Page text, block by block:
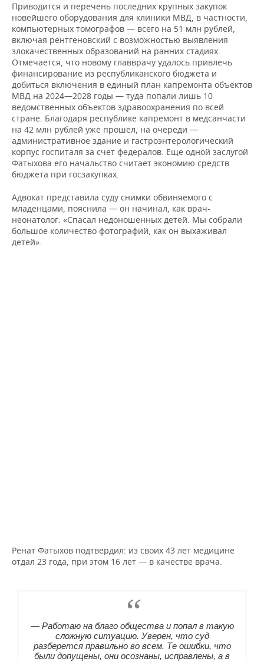
Приводится и перечень последних крупных закупок
новейшего оборудования для клиники МВД, в частности,
компьютерных томографов — всего на 51 млн рублей,
включая рентгеновский с возможностью выявления
злокачественных образований на ранних стадиях.
Отмечается, что новому главврачу удалось привлечь
финансирование из республиканского бюджета и
добиться включения в единый план капремонта объектов
МВД на 2024—2028 годы — туда попали лишь 10
ведомственных объектов здравоохранения по всей
стране. Благодаря республике капремонт в медсанчасти
на 42 млн рублей уже прошел, на очереди —
административное здание и гастроэнтерологический
корпус госпиталя за счет федералов. Еще одной заслугой
Фатыхова его начальство считает экономию средств
бюджета при госзакупках.
Адвокат представила суду снимки обвиняемого с
младенцами, пояснила — он начинал, как врач-
неонатолог: «Спасал недоношенных детей. Мы собрали
большое количество фотографий, как он выхаживал
детей».
Ренат Фатыхов подтвердил: из своих 43 лет медицине
отдал 23 года, при этом 16 лет — в качестве врача.
— Работаю на благо общества и попал в такую
сложную ситуацию. Уверен, что суд
разберется правильно во всем. Те ошибки, что
были допущены, они осознаны, исправлены, а в